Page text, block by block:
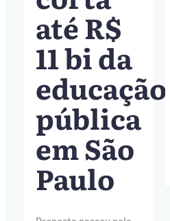
até R$
11 bi da
educação
pública
em São
Paulo